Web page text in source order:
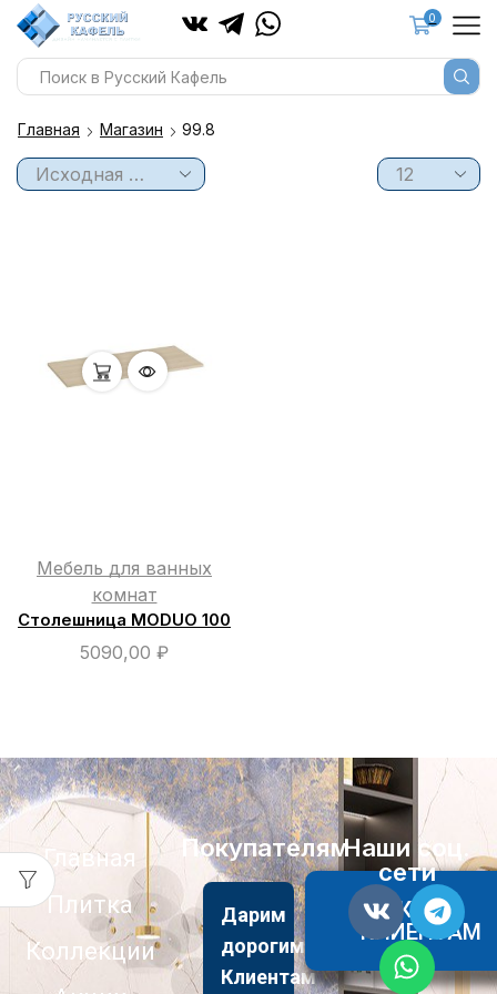
0
Главная Магазин 99.8
Мебель для ванных
комнат
Столешница MODUO 100
5090,00 ₽
Главная
Плитка
Коллекции
Покупателям
Дарим
дорогим
Клиентам
АКЦИИ
КЛИЕНТАМ
Наши соц.
сети